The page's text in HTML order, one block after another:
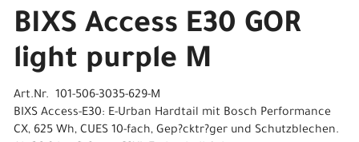
BIXS Access E30 GOR
light purple M
Art.Nr. 101-506-3035-629-M
BIXS Access-E30: E-Urban Hardtail mit Bosch Performance
CX, 625 Wh, CUES 10-fach, Gep?cktr?ger und Schutzblechen.